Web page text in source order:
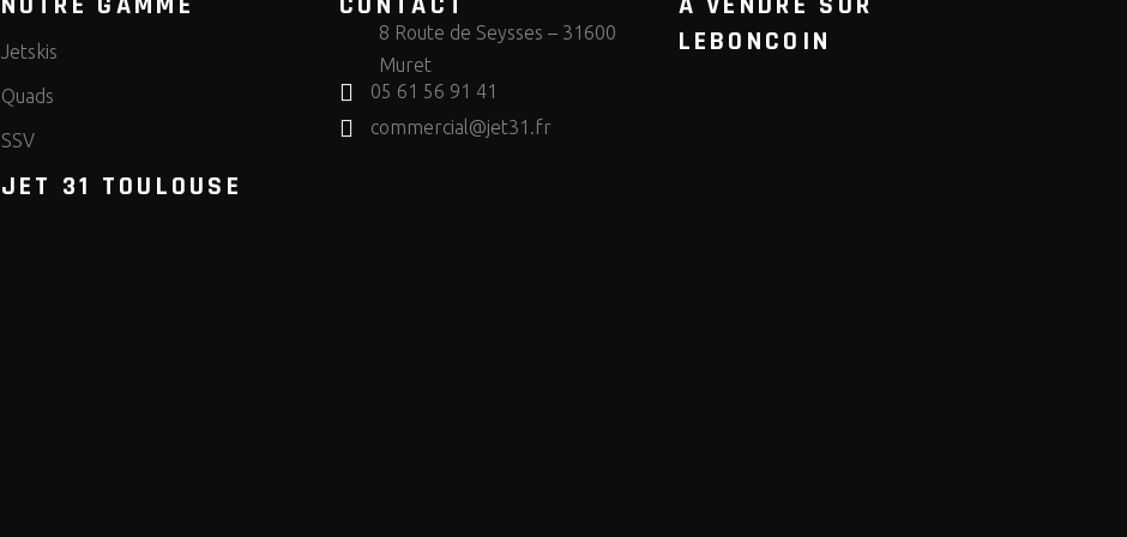
Jetskis
Quads
SSV
JET 31 TOULOUSE
8 Route de Seysses – 31600
Muret
05 61 56 91 41
commercial@jet31.fr
LEBONCOIN